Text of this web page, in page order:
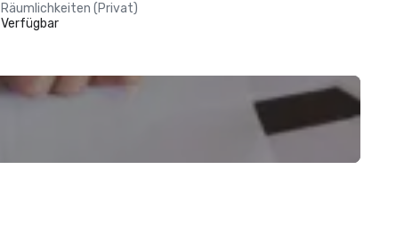
Räumlichkeiten (Privat)
Verfügbar